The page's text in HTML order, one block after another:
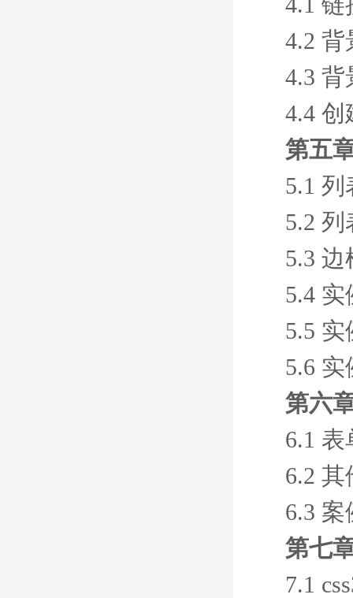
4.2 背
4.3
4.4
第五
5.1
5.2
5.3
5.4
5.5
5.6
第六
6.1
6.2
6.3
第七
7.1